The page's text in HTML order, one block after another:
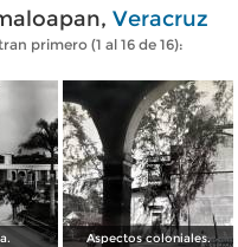
Veracruz
primero (1 al 16 de 16):
Aspectos coloniales.